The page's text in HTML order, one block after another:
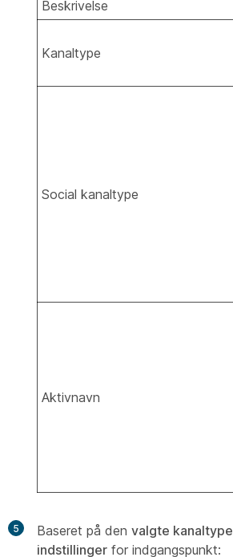
Beskrivelse
Kanaltype
Social kanaltype
Aktivnavn
5 Baseret på den valgte kanaltype
indstillinger for indgangspunkt: